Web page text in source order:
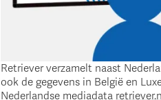
Retriever verzamelt naast
ook de gegevens in België en
Nederlandse mediadata retriever.nl